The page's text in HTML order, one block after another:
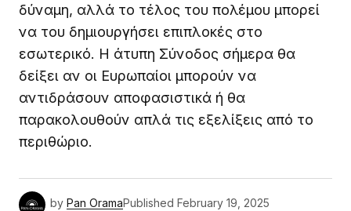
δύναμη, αλλά το τέλος του πολέμου μπορεί
να του δημιουργήσει επιπλοκές στο
εσωτερικό. Η άτυπη Σύνοδος σήμερα θα
δείξει αν οι Ευρωπαίοι μπορούν να
αντιδράσουν αποφασιστικά ή θα
παρακολουθούν απλά τις εξελίξεις από το
περιθώριο.
by Pan OramaPublished February 19, 2025